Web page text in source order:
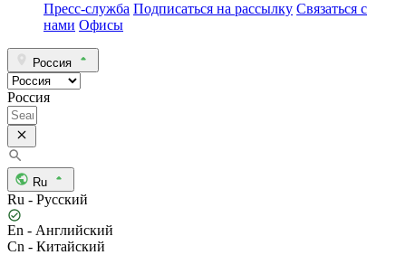
Пресс-служба Подписаться на рассылку Связаться с
нами Офисы
Россия
Россия
Ru
Ru - Русский
En - Английский
Cn - Китайский